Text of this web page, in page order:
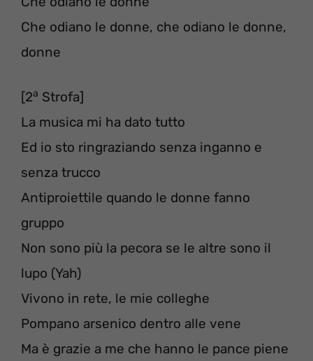
Che odiano le donne, che odiano le donne,
donne
[2a Strofa]
La musica mi ha dato tutto
Ed io sto ringraziando senza inganno e
senza trucco
Antiproiettile quando le donne fanno
gruppo
Non sono più la pecora se le altre sono il
lupo (Yah)
Vivono in rete, le mie colleghe
Pompano arsenico dentro alle vene
Ma è grazie a me che hanno le pance piene